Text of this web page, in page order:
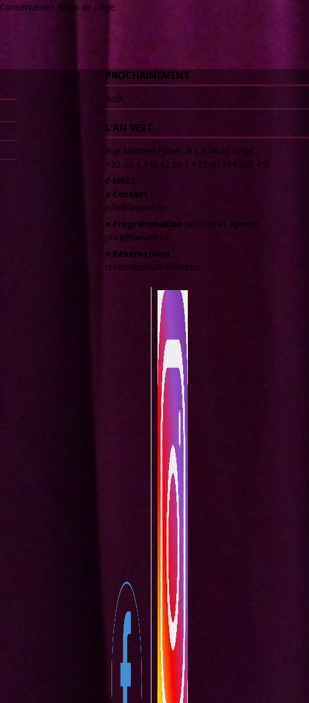
Conservatoire Royal de Liège
PROCHAINEMENT
Août
L’AN VERT
Rue Mathieu Polain, 4 | B-4020 Liège
+32 (0) 4 342 12 00 | +32 (0) 494 420 495
E-MAILS :
■ Contact :
info@lanvert.be
■ Programmation (artistes et agents) :
prog@lanvert.be
■ Réservations :
reservations@lanvert.be